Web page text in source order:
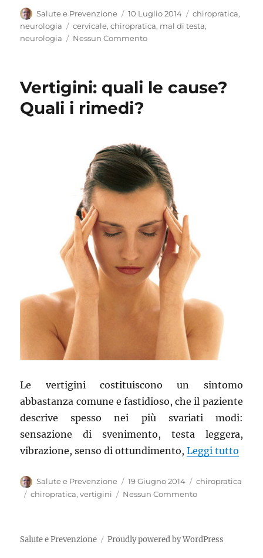
Autore
Salute e Prevenzione
Pubblicato
il
10 Luglio 2014 Categorie
chiropratica,
neurologia
Tag
cervicale,chiropratica, mal di testa,
neurologia
Nessun Commento
Vertigini: quali le cause?
Quali i rimedi?
Le vertigini costituiscono un sintomo
abbastanza comune e fastidioso, che il paziente
descrive spesso nei più svariati modi:
sensazione di svenimento, testa leggera,
vibrazione, senso di ottundimento,Leggi tutto
Autore
Salute e Prevenzione
Pubblicato
il
19 Giugno 2014 Categorie
chiropratica
Tag
chiropratica,vertigini Nessun Commento
Salute e Prevenzione Proudly powered by WordPress